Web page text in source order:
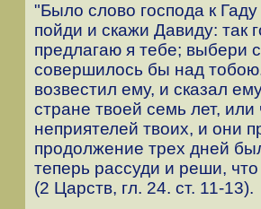
"Было слово господа к
пойди и скажи Давиду: так
предлагаю я тебе; выбери
совершилось бы над
возвестил ему, и сказал
стране твоей семь лет,
неприятелей твоих, и они
продолжение трех дней
теперь рассуди и реши,
(2 Царств, гл. 24. ст. 11-13).